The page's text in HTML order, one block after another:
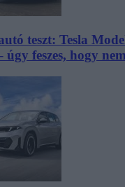
teszt: Tesla
úgy feszes, hogy